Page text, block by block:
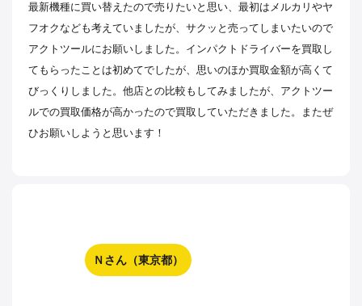
最新機種に買い替えたので売りたいと思い、最初はメルカリやヤ
フオクなども考えていましたが、サクッと売ってしまいたいので
アクトツールにお願いしました。インパクトドライバーを買取し
てもらったことは初めてでしたが、思いのほか買取金額が高くて
びっくりしました。他店との比較もしてみましたが、アクトツー
ルでの買取価格が高かったので買取していただきました。またぜ
ひお願いしようと思います！
Ｎさん（東京都）